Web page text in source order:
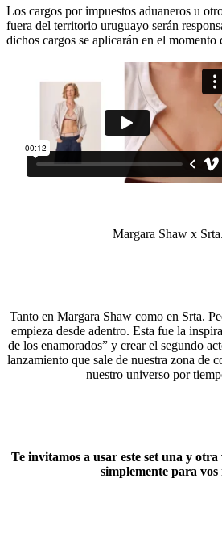
Los cargos por impuestos aduaneros u
fuera del territorio uruguayo serán
dichos cargos se aplicarán en el momento
Margara Shaw x
Tanto en Margara Shaw como en Srta.
empieza desde adentro. Esta fue la
de los enamorados” y crear el segundo
lanzamiento que sale de nuestra zona de
nuestro universo por
Te invitamos a usar este set una y otra
simplemente para vos